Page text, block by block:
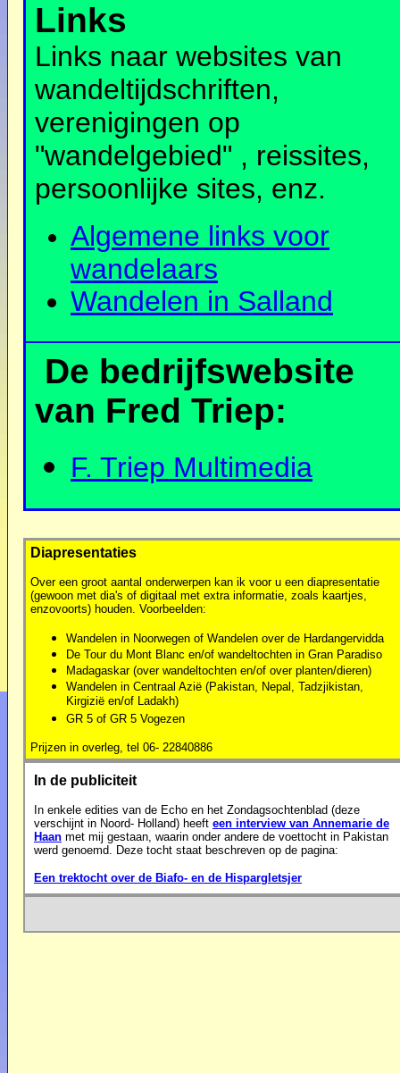
Links
Links naar websites van
wandeltijdschriften,
verenigingen op
"wandelgebied" , reissites,
persoonlijke sites, enz.
Algemene links voor
wandelaars
Wandelen in Salland
De bedrijfswebsite
van Fred Triep:
F. Triep Multimedia
Diapresentaties
Over een groot aantal onderwerpen kan ik voor u een diapresentatie
(gewoon met dia's of digitaal met extra informatie, zoals kaartjes,
enzovoorts) houden. Voorbeelden:
Wandelen in Noorwegen of Wandelen over de Hardangervidda
De Tour du Mont Blanc en/of wandeltochten in Gran Paradiso
Madagaskar (over wandeltochten en/of over planten/dieren)
Wandelen in Centraal Azië (Pakistan, Nepal, Tadzjikistan,
Kirgizië en/of Ladakh)
GR 5 of GR 5 Vogezen
Prijzen in overleg, tel 06- 22840886
In de publiciteit
In enkele edities van de Echo en het Zondagsochtenblad (deze
verschijnt in Noord- Holland) heeft een interview van Annemarie de
Haan met mij gestaan, waarin onder andere de voettocht in Pakistan
werd genoemd. Deze tocht staat beschreven op de pagina:
Een trektocht over de Biafo- en de Hispargletsjer